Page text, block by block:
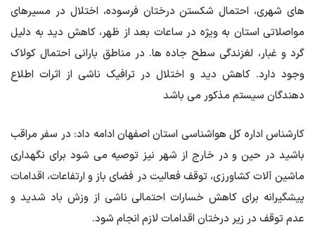
های شهری، احتمال شکستن درختان فرسوده، اختلال در مسیرهای
مواصلاتی استان به ویژه در ساعات بعد از ظهر، کاهش دید به دلیل
گرد و غبار، لغزندگی سطح جاده ها. در مناطق بارانی احتمال کولاک
وجود دارد. کاهش دید و اختلال در ترافیک ناشی از اثرات اطلاع
دهندگان سیستم مذکور می باشد
کارشناس اداره کل هواشناسی استان اصفهان ادامه داد: در سفر مراقب
باشید در حینو در خارج از شهر نیز توصیه می شود برای نگهداری
ماشین آلات کشاورزی، توقف فعالیت در فضای باز و ارتفاعات، اقدامات
پیشگیرانه برای کاهش خسارات احتمالی ناشی از وزش باد شدید و
عدم توقف در زیر درختان اقدامات لازم انجام شود.